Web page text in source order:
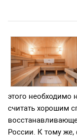
этого необходимо
считать хорошим
России. К тому же,